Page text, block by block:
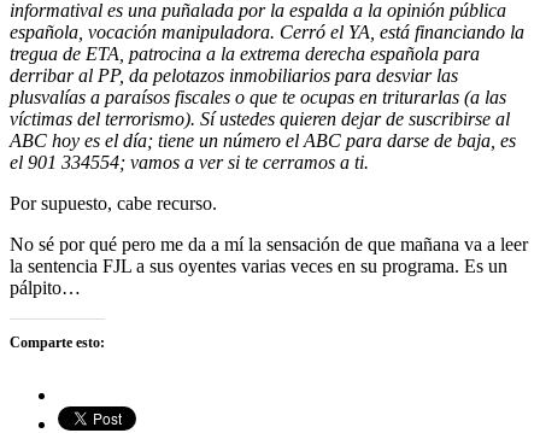
informatival es una puñalada por la espalda a la opinión pública
española, vocación manipuladora. Cerró el YA, está financiando la
tregua de ETA, patrocina a la extrema derecha española para
derribar al PP, da pelotazos inmobiliarios para desviar las
plusvalías a paraísos fiscales o que te ocupas en triturarlas (a las
víctimas del terrorismo). Sí ustedes quieren dejar de suscribirse al
ABC hoy es el día; tiene un número el ABC para darse de baja, es
el 901 334554; vamos a ver si te cerramos a ti.
Por supuesto, cabe recurso.
No sé por qué pero me da a mí la sensación de que mañana va a leer
la sentencia FJL a sus oyentes varias veces en su programa. Es un
pálpito…
Comparte esto: